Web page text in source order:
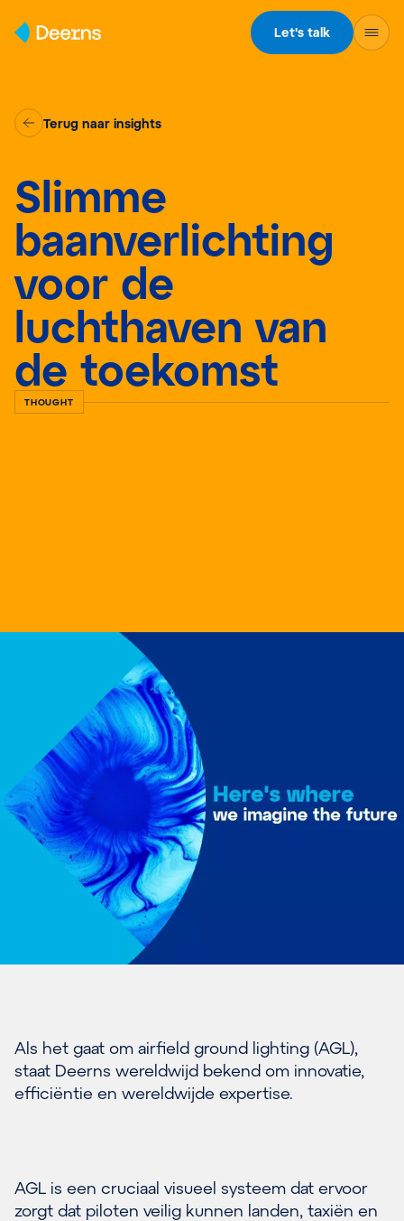
Let's talk
Terug naar insights
Slimme
baanverlichting
voor de
luchthaven van
de toekomst
THOUGHT
Als het gaat om airfield ground lighting (AGL),
staat Deerns wereldwijd bekend om innovatie,
efficiëntie en wereldwijde expertise.
AGL is een cruciaal visueel systeem dat ervoor
zorgt dat piloten veilig kunnen landen, taxiën en